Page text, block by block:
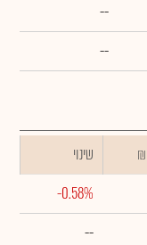
--
--
שינוי
-0.58%
--